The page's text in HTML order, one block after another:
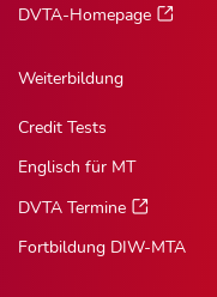
DVTA-Homepage
Weiterbildung
Credit Tests
Englisch für MT
DVTA Termine
Fortbildung DIW-MTA